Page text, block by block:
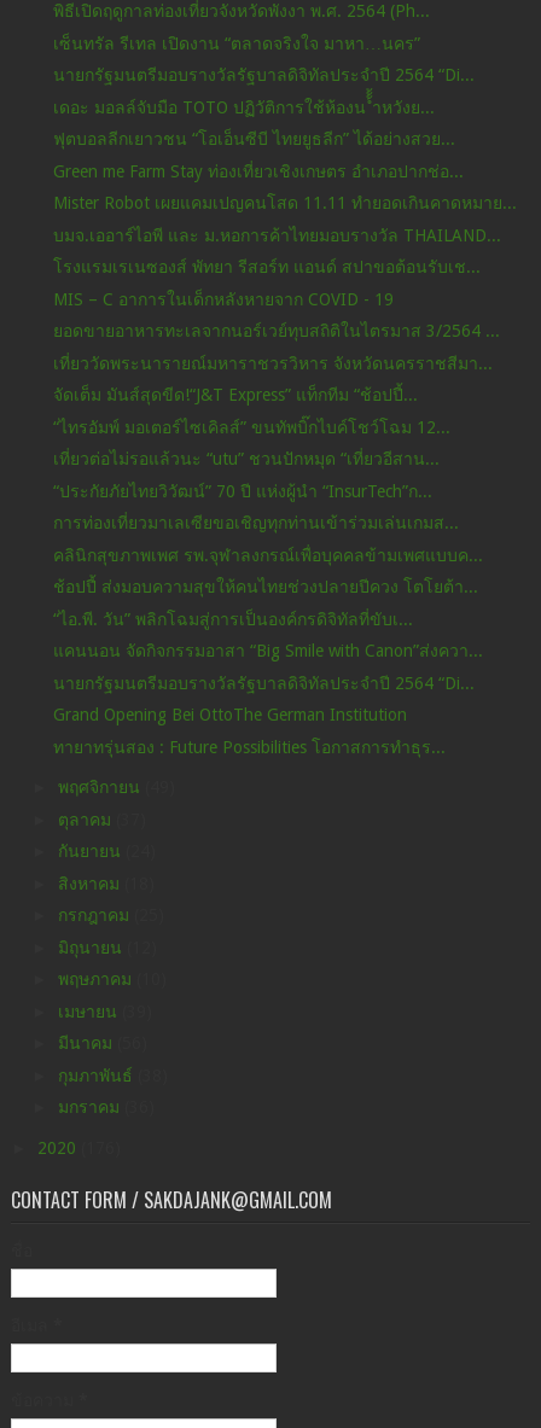
พิธีเปิดฤดูกาลท่องเที่ยวจังหวัดพังงา พ.ศ. 2564 (Ph...
เซ็นทรัล รีเทล เปิดงาน “ตลาดจริงใจ มาหา…นคร”
นายกรัฐมนตรีมอบรางวัลรัฐบาลดิจิทัลประจำปี 2564 “Di...
เดอะ มอลล์จับมือ TOTO ปฏิวัติการใช้ห้องน ้้้ำหวังย...
ฟุตบอลลีกเยาวชน “โอเอ็นซีบี ไทยยูธลีก” ได้อย่างสวย...
Green me Farm Stay ท่องเที่ยวเชิงเกษตร อำเภอปากช่อ...
Mister Robot เผยแคมเปญคนโสด 11.11 ทำยอดเกินคาดหมาย...
บมจ.เออาร์ไอพี และ ม.หอการค้าไทยมอบรางวัล THAILAND...
โรงแรมเรเนซองส์ พัทยา รีสอร์ท แอนด์ สปาขอต้อนรับเช...
MIS – C อาการในเด็กหลังหายจาก COVID - 19
ยอดขายอาหารทะเลจากนอร์เวย์ทุบสถิติในไตรมาส 3/2564 ...
เที่ยววัดพระนารายณ์มหาราชวรวิหาร จังหวัดนครราชสีมา...
จัดเต็ม มันส์สุดขีด!“J&T Express” แท็กทีม “ช้อปปี้...
“ไทรอัมพ์ มอเตอร์ไซเคิลส์” ขนทัพบิ๊กไบค์โชว์โฉม 12...
เที่ยวต่อไม่รอแล้วนะ “utu” ชวนปักหมุด “เที่ยวอีสาน...
“ประกัยภัยไทยวิวัฒน์” 70 ปี แห่งผู้นำ “InsurTech”ก...
การท่องเที่ยวมาเลเซียขอเชิญทุกท่านเข้าร่วมเล่นเกมส...
คลินิกสุขภาพเพศ รพ.จุฬาลงกรณ์เพื่อบุคคลข้ามเพศแบบค...
ช้อปปี้ ส่งมอบความสุขให้คนไทยช่วงปลายปีควง โตโยต้า...
“ไอ.พี. วัน” พลิกโฉมสู่การเป็นองค์กรดิจิทัลที่ขับเ...
แคนนอน จัดกิจกรรมอาสา “Big Smile with Canon”ส่งควา...
นายกรัฐมนตรีมอบรางวัลรัฐบาลดิจิทัลประจำปี 2564 “Di...
Grand Opening Bei OttoThe German Institution
ทายาทรุ่นสอง : Future Possibilities โอกาสการทำธุร...
พฤศจิกายน
ตุลาคม
กันยายน
สิงหาคม
กรกฎาคม
มิถุนายน
พฤษภาคม
เมษายน
มีนาคม
กุมภาพันธ์
มกราคม
2020
CONTACT FORM / SAKDAJANK@GMAIL.COM